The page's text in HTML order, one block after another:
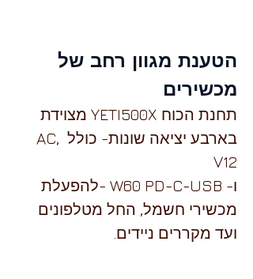
הטענת מגוון רחב של
מכשירים
תחנת הכוח YETI500X מצוידת
בארבע יציאה שונות- כולל AC,
V12
ו- W60 PD-C-USB -להפעלת
מכשירי חשמל, החל מטלפונים
ועד מקררים ניידים.